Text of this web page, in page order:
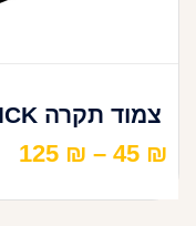
צמוד תקרה CLICK
45 ₪
–
125 ₪